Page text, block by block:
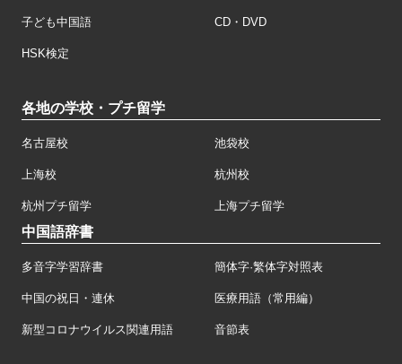
子ども中国語 CD・DVD
HSK検定
各地の学校・プチ留学
名古屋校 池袋校
上海校 杭州校
杭州プチ留学 上海プチ留学
中国語辞書
多音字学習辞書 簡体字·繁体字対照表
中国の祝日・連休 医療用語（常用編）
新型コロナウイルス関連用語 音節表